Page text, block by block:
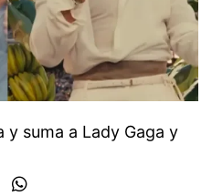
y suma a Lady Gaga y